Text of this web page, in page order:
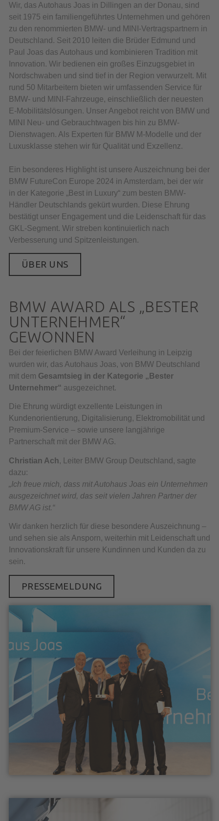
Wir, das Autohaus Joas in Dillingen an der Donau, sind
seit 1975 ein familiengeführtes Unternehmen und gehören
zu den renommierten BMW- und MINI-Vertragspartnern in
Deutschland. Seit 2010 leiten die Brüder Edmund und
Paul Joas das Autohaus und kombinieren Tradition mit
Innovation. Wir bedienen ein großes Einzugsgebiet in
Nordschwaben und sind tief in der Region verwurzelt. Mit
rund 50 Mitarbeitern bieten wir umfassenden Service für
BMW- und MINI-Fahrzeuge, einschließlich der neuesten
E-Mobilitätslösungen. Unser Angebot reicht von BMW und
MINI Neu- und Gebrauchtwagen bis hin zu BMW-
Dienstwagen. Als Experten für BMW M-Modelle und der
Luxusklasse stehen wir für Qualität und Exzellenz.
Ein besonderes Highlight ist unsere Auszeichnung bei der
BMW FutureCon Europe 2024 in Amsterdam, bei der wir
in der Kategorie „Best in Luxury“ zum besten BMW-
Händler Deutschlands gekürt wurden. Diese Ehrung
bestätigt unser Engagement und die Leidenschaft für das
GKL-Segment. Wir streben kontinuierlich nach
Verbesserung und Spitzenleistungen.
ÜBER UNS
BMW AWARD ALS „BESTER
UNTERNEHMER“
GEWONNEN
Bei der feierlichen BMW Award Verleihung in Leipzig
wurden wir, das Autohaus Joas, von BMW Deutschland
mit dem Gesamtsieg in der Kategorie „Bester
Unternehmer“ ausgezeichnet.
Die Ehrung würdigt exzellente Leistungen in
Kundenorientierung, Digitalisierung, Elektromobilität und
Premium-Service – sowie unsere langjährige
Partnerschaft mit der BMW AG.
Christian Ach, Leiter BMW Group Deutschland, sagte
dazu:
„Ich freue mich, dass mit Autohaus Joas ein Unternehmen
ausgezeichnet wird, das seit vielen Jahren Partner der
BMW AG ist.“
Wir danken herzlich für diese besondere Auszeichnung –
und sehen sie als Ansporn, weiterhin mit Leidenschaft und
Innovationskraft für unsere Kundinnen und Kunden da zu
sein.
PRESSEMELDUNG